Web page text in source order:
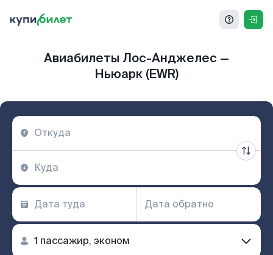
Авиабилеты Лос-Анджелес —
Ньюарк (EWR)